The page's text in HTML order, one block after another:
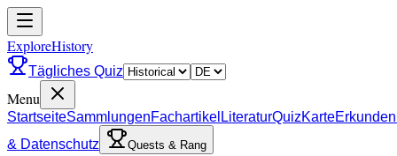
ExploreHistory
Tägliches Quiz
Menu
StartseiteSammlungenFachartikel LiteraturQuizKarteErkunden
& Datenschutz
Quests & Rang